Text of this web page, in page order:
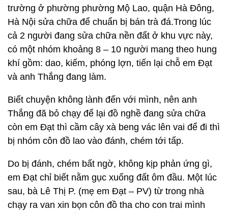
trường ở phường phường Mộ Lao, quận Hà Đông,
Hà Nội sửa chữa để chuẩn bị bán trà đá.Trong lúc
cả 2 người đang sửa chữa nền đất ở khu vực này,
có một nhóm khoảng 8 – 10 người mang theo hung
khí gồm: dao, kiếm, phóng lợn, tiến lại chỗ em Đạt
và anh Thắng đang làm.
Biết chuyện không lành đến với mình, nên anh
Thắng đã bỏ chạy để lại đồ nghề đang sửa chữa
còn em Đạt thì cầm cây xà beng vác lên vai để đi thì
bị nhóm côn đồ lao vào đánh, chém tới tấp.
Do bị đánh, chém bất ngờ, không kịp phản ứng gì,
em Đạt chỉ biết nằm gục xuống đất ôm đầu. Một lúc
sau, bà Lê Thị P. (mẹ em Đạt – PV) từ trong nhà
chạy ra van xin bọn côn đồ tha cho con trai mình